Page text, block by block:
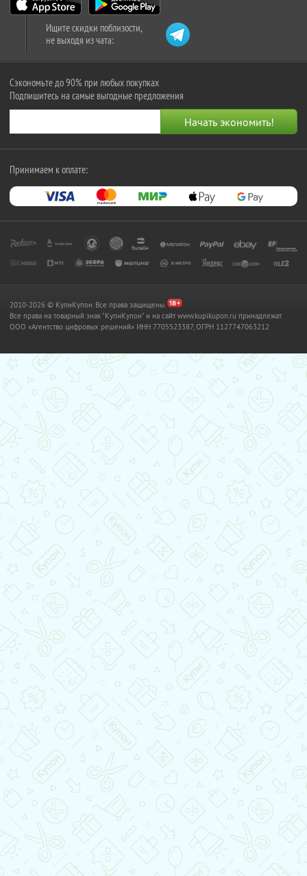
Ищите скидки поблизости,
не выходя из чата:
Сэкономьте до 90% при любых покупках
Подпишитесь на самые выгодные предложения
Принимаем к оплате:
2010-2026 © КупиКупон. Все права защищены.
Все права на товарный знак "КупиКупон" и на сайт www.kupikupon.ru принадлежат
OOO «Агентство цифровых решений» ИНН 7705523387, ОГРН 1127747063212